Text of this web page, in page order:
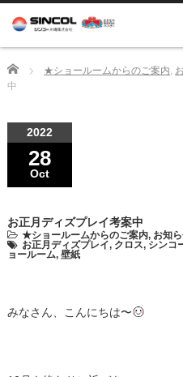
Home ★ショールームからのご案内,
中
2022
28
Oct
お正月ディズプレイ考案中
★ショールームからのご案内, お知
お正月ディズプレイ, クロス, シンコ
ョールーム, 壁紙
みなさん、こんにちは〜